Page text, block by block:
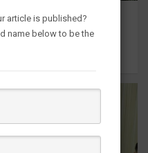
को मिली मंजूरी,
मिलेगी रफ्तार
article is published?
name below to be the